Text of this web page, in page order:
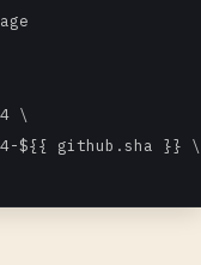
\
${{ github.sha }} \